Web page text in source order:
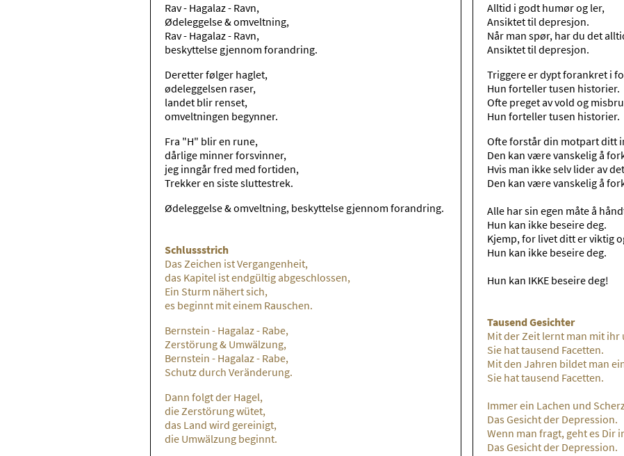
Rav - Hagalaz - Ravn,
Ødeleggelse & omveltning,
Rav - Hagalaz - Ravn,
beskyttelse gjennom forandring.
Deretter følger haglet,
ødeleggelsen raser,
landet blir renset,
omveltningen begynner.
Fra "H" blir en rune,
dårlige minner forsvinner,
jeg inngår fred med fortiden,
Trekker en siste sluttestrek.
Ødeleggelse & omveltning, beskyttelse gjennom forandring.
Schlussstrich
Das Zeichen ist Vergangenheit,
das Kapitel ist endgültig abgeschlossen,
Ein Sturm nähert sich,
es beginnt mit einem Rauschen.
Bernstein - Hagalaz - Rabe,
Zerstörung & Umwälzung,
Bernstein - Hagalaz - Rabe,
Schutz durch Veränderung.
Dann folgt der Hagel,
die Zerstörung wütet,
das Land wird gereinigt,
die Umwälzung beginnt.
Alltid i godt humør og ler,
Ansiktet til depresjon.
Når man spør, har du det
Ansiktet til depresjon.
Triggere er dypt forankret i
Hun forteller tusen historier.
Ofte preget av vold og
Hun forteller tusen historier.
Ofte forstår din motpart ditt
Den kan være vanskelig å
Hvis man ikke selv lider av
Den kan være vanskelig å
Alle har sin egen måte å
Hun kan ikke beseire deg.
Kjemp, for livet ditt er viktig
Hun kan ikke beseire deg.
Hun kan IKKE beseire deg!
Tausend Gesichter
Mit der Zeit lernt man mit ihr
Sie hat tausend Facetten.
Mit den Jahren bildet man
Sie hat tausend Facetten.
Immer ein Lachen und
Das Gesicht der Depression.
Wenn man fragt, geht es Dir
Das Gesicht der Depression.